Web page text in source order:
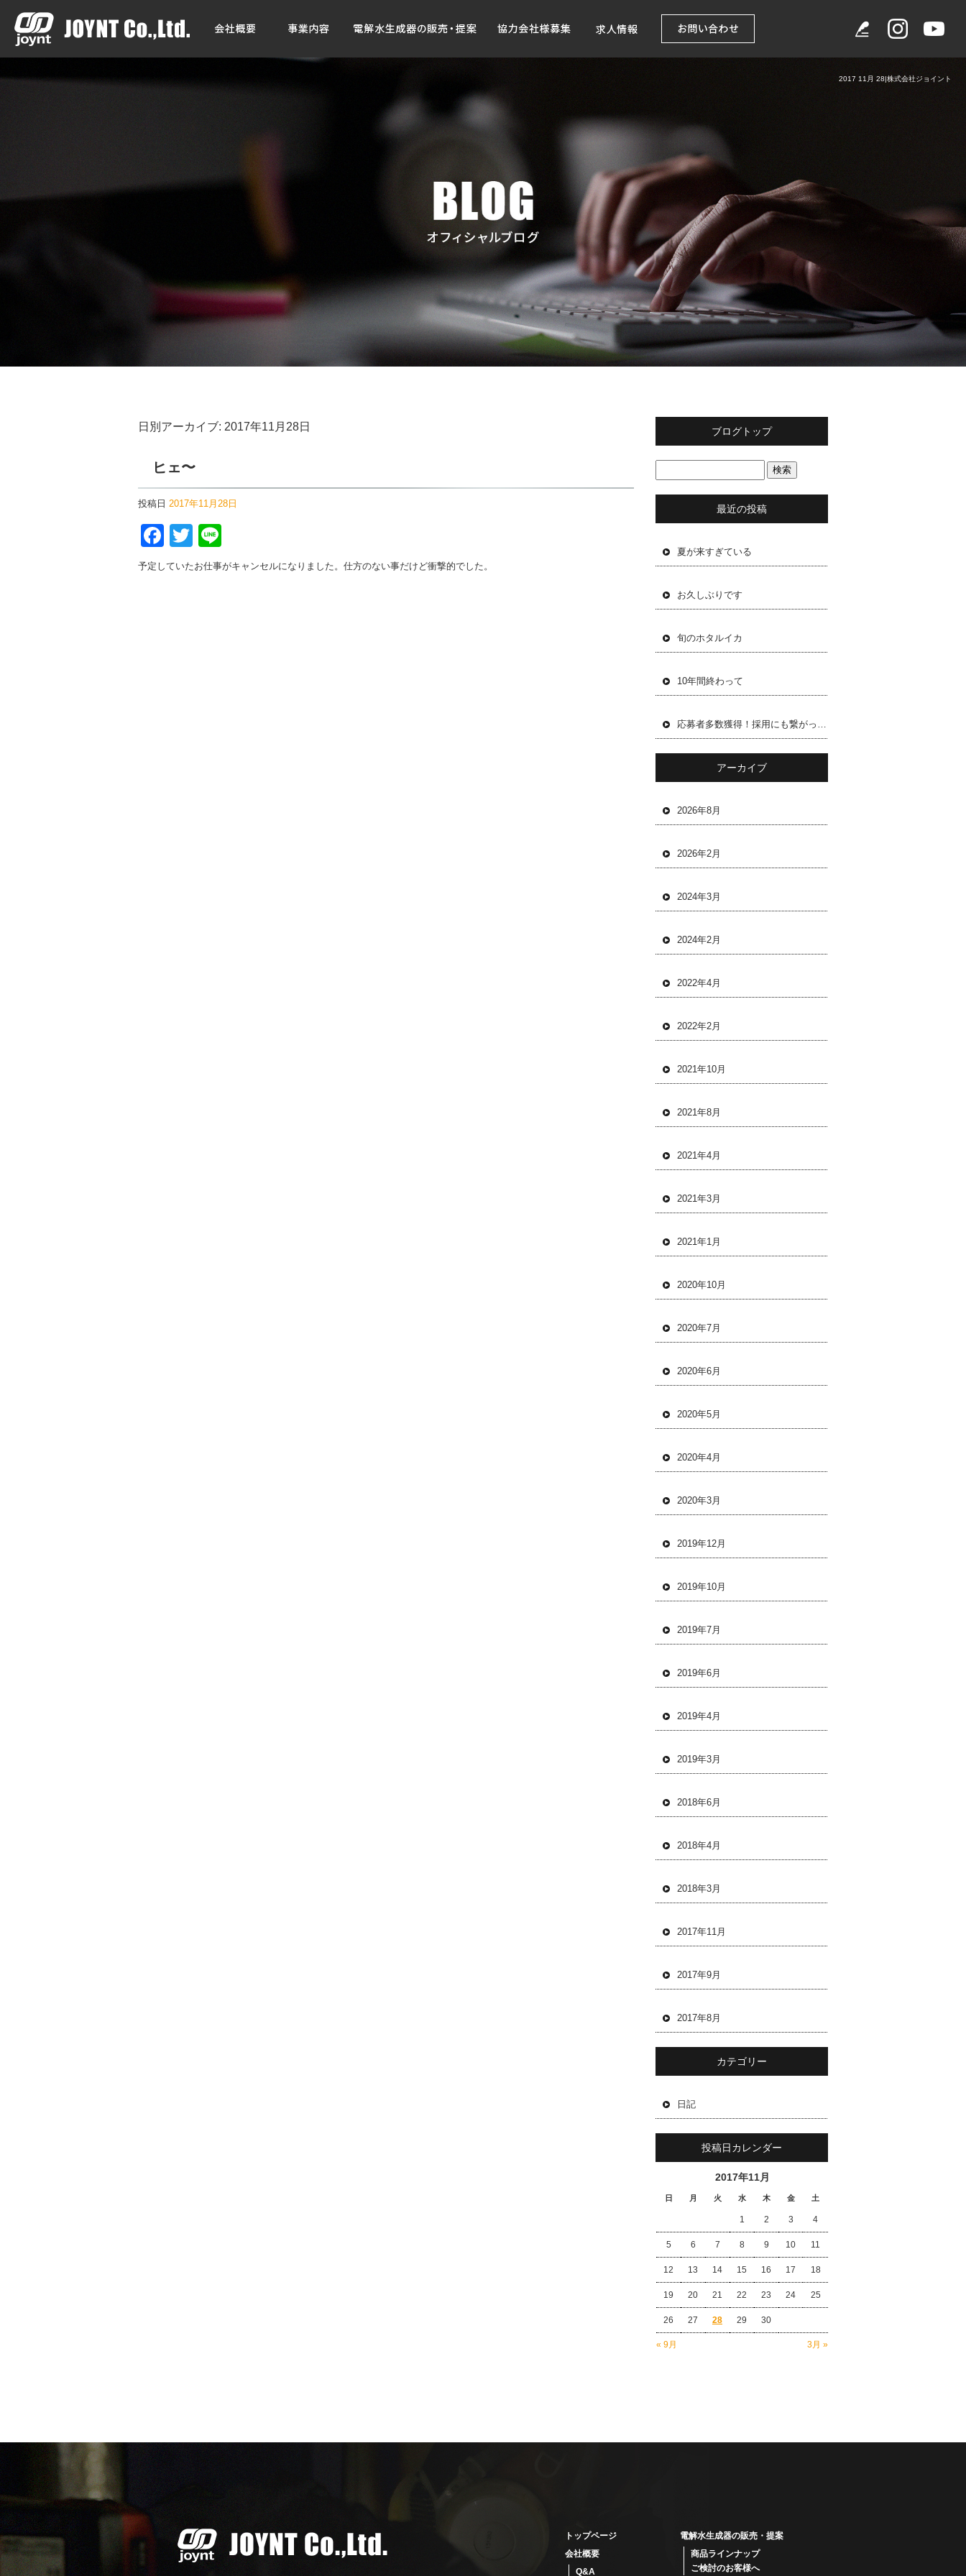
2017 11月 28|株式会社ジョイント
日別アーカイブ: 2017年11月28日
ヒェ〜
投稿日 2017年11月28日
Facebook
Twitter
予定していたお仕事がキャンセルになりました。仕方のない事だけど衝撃的でした。
ブログトップ
最近の投稿
夏が来すぎている
お久しぶりです
旬のホタルイカ
10年間終わって
応募者多数獲得！採用にも繋がった求人サービス「イツザイ」を評価
アーカイブ
2026年8月
2026年2月
2024年3月
2024年2月
2022年4月
2022年2月
2021年10月
2021年8月
2021年4月
2021年3月
2021年1月
2020年10月
2020年7月
2020年6月
2020年5月
2020年4月
2020年3月
2019年12月
2019年10月
2019年7月
2019年6月
2019年4月
2019年3月
2018年6月
2018年4月
2018年3月
2017年11月
2017年9月
2017年8月
カテゴリー
日記
投稿日カレンダー
2017年11月
日 月 火 水 木 金 土
« 9月 3月 »
1 2 3 4
5 6 7 8 9 10 11
12 13 14 15 16 17 18
19 20 21 22 23 24 25
26 27 28 29 30
トップページ
会社概要
Q&A
電解水生成器の販売・提案
商品ラインナップ
ご検討のお客様へ